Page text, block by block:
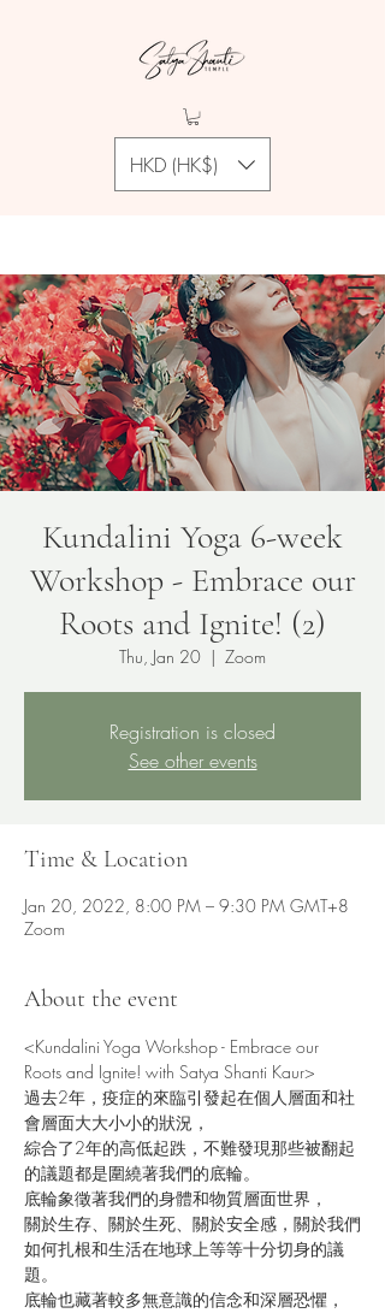
HKD (HK$)
Kundalini Yoga 6-week
Workshop - Embrace our
Roots and Ignite! (2)
Thu, Jan 20
  |
Zoom
Registration is closed
See other events
Time & Location
Jan 20, 2022, 8:00 PM – 9:30 PM GMT+8
Zoom
About the event
<Kundalini Yoga Workshop - Embrace our
Roots and Ignite! with Satya Shanti Kaur>
過去2年，疫症的來臨引發起在個人層面和社
會層面大大小小的狀況，
綜合了2年的高低起跌，不難發現那些被翻起
的議題都是圍繞著我們的底輪。
底輪象徵著我們的身體和物質層面世界，
關於生存、關於生死、關於安全感，關於我們
如何扎根和生活在地球上等等十分切身的議
題。
底輪也藏著較多無意識的信念和深層恐懼，